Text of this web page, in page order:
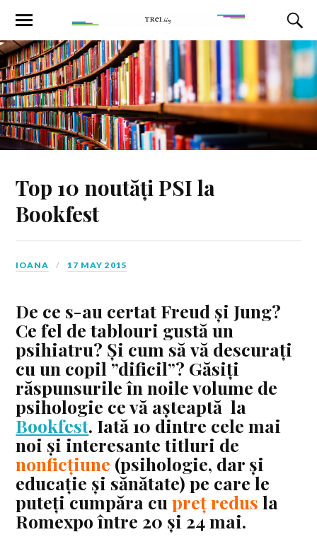
Top 10 noutăți PSI la
Bookfest
IOANA 17 MAY 2015
De ce s-au certat Freud și Jung?
Ce fel de tablouri gustă un
psihiatru? Și cum să vă descurați
cu un copil ”dificil”? Găsiți
răspunsurile în noile volume de
psihologie ce vă așteaptă la
Bookfest. Iată 10 dintre cele mai
noi și interesante titluri de
nonficțiune (psihologie, dar și
educație și sănătate) pe care le
puteți cumpăra cupreț redus la
Romexpo între 20 și 24 mai.